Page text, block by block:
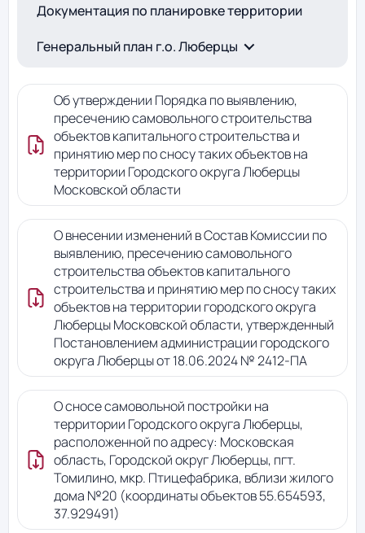
Документация по планировке территории
Генеральный план г.о. Люберцы
Об утверждении Порядка по выявлению,
пресечению самовольного строительства
объектов капитального строительства и
принятию мер по сносу таких объектов на
территории Городского округа Люберцы
Московской области
О внесении изменений в Состав Комиссии по
выявлению, пресечению самовольного
строительства объектов капитального
строительства и принятию мер по сносу таких
объектов на территории городского округа
Люберцы Московской области, утвержденный
Постановлением администрации городского
округа Люберцы от 18.06.2024 № 2412-ПА
О сносе самовольной постройки на
территории Городского округа Люберцы,
расположенной по адресу: Московская
область, Городской округ Люберцы, пгт.
Томилино, мкр. Птицефабрика, вблизи жилого
дома №20 (координаты объектов 55.654593,
37.929491)